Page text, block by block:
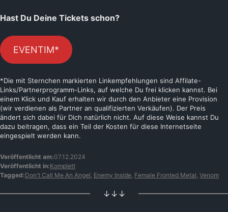
Hast Du Deine Tickets schon?
EVENTIM*
*Die mit Sternchen markierten Linkempfehlungen sind Affilate-
Links/Partnerprogramm-Links, auf welche Du frei klicken kannst. Bei
einem Klick und Kauf erhalten wir durch den Anbieter eine Provision
(wir verdienen als Partner an qualifizierten Verkäufen). Der Preis
ändert sich dabei für Dich natürlich nicht. Auf diese Weise kannst Du
dazu beitragen, dass ein Teil der Kosten für diese Internetseite
eingespielt werden kann.
Veröffentlicht am:07.12.2024
Veröffentlicht in:Komplett
Tagged:Don't Call Me An Angel Enemy Inside Female Fronted Metal Venom
↓↓↓